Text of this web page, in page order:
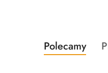
Pomiń karuzelę
Produkty
o
Polecamy